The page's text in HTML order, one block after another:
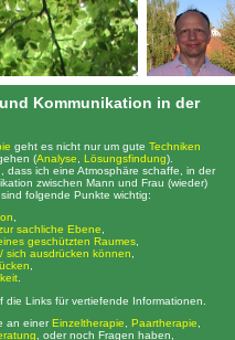
Kommunikation in der
geht es nicht nur um gute Techniken
(Analyse Lösungsfindung).
dass ich eine Atmosphäre schaffe, in der
zwischen Mann und Frau (wieder)
folgende Punkte wichtig:
,
sachliche Ebene,
geschützten Raumes,
sich ausdrücken können,
,
.
die Links für vertiefende Informationen.
an einer Einzeltherapie, Paartherapie,
, oder noch Fragen haben,